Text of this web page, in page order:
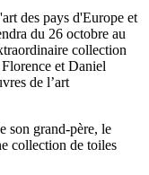
des pays d'Europe et
du 26 octobre au
collection
et Daniel
de l’art
son grand-père, le
collection de toiles